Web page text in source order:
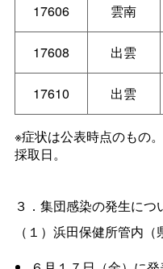
17606 雲南
17608 出雲
17610 出雲
※症状は公表時点のもの
採取日。
３．集団感染の発生につ
（１）浜田保健所管内（